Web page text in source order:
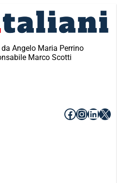
Angelo Maria Perrino
Marco Scotti
Facebook
X